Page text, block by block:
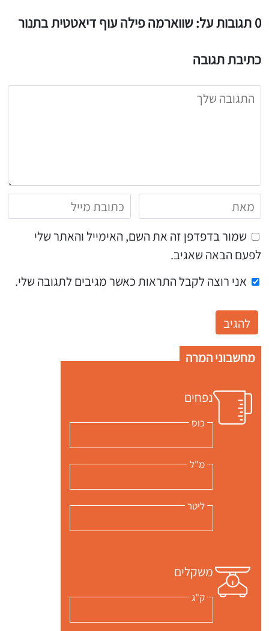
0 תגובות על: שווארמה פילה עוף דיאטטית בתנור
כתיבת תגובה
שמור בדפדפן זה את השם, האימייל והאתר שלי
לפעם הבאה שאגיב.
אני רוצה לקבל התראות כאשר מגיבים לתגובה שלי.
מחשבוני המרה
נפחים
כוס
מ"ל
ליטר
משקלים
ק"ג